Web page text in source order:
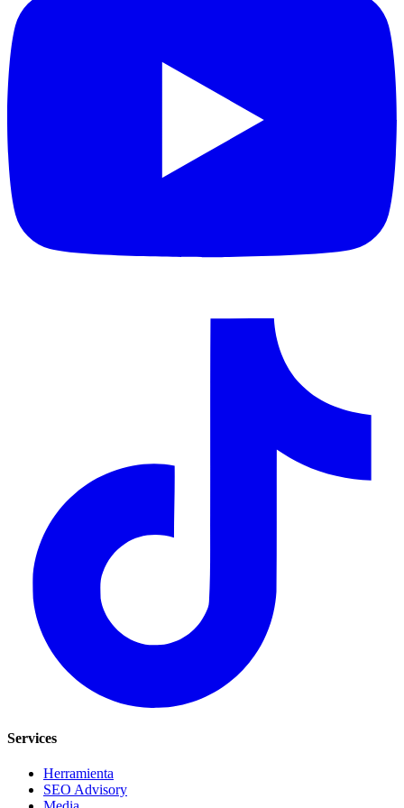
Services
Herramienta
SEO Advisory